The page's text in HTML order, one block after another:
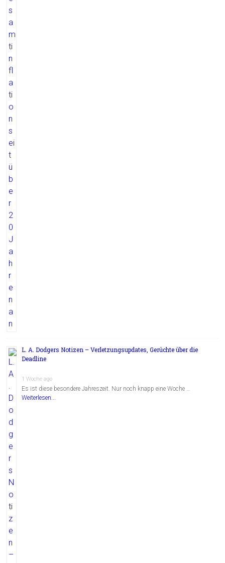
L. A. Dodgers Notizen – Verletzungsupdates, Gerüchte über die
Deadline
1 Woche ago
Es ist diese besondere Jahreszeit. Nur noch knapp eine Woche …
Weiterlesen...